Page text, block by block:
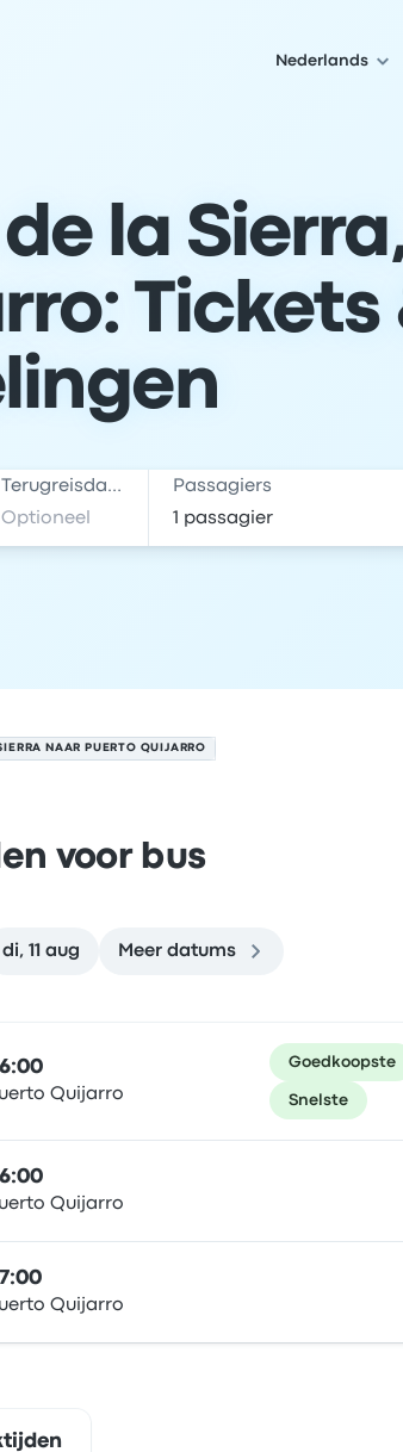
Nederlands
la
Tickets
Terugreisdatum Passagiers
NAAR PUERTO QUIJARRO
voor bus
di, 11 aug Meer datums
Quijarro
Goedkoopste
Snelste
Quijarro
Quijarro